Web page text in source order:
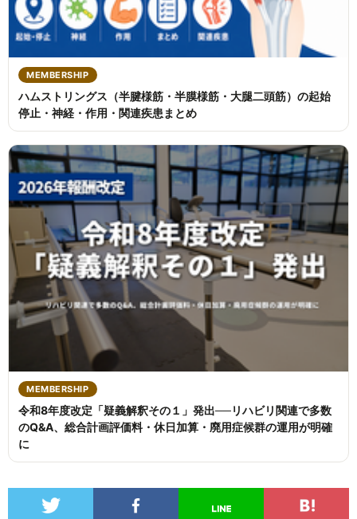
MEMBERSHIP
ハムストリングス（半腱様筋・半膜様筋・大腿二頭筋）の起始
停止・神経・作用・関連疾患まとめ
MEMBERSHIP
令和8年度改定「疑義解釈その１」発出──リハビリ関連で多数
のQ&A、総合計画評価料・休日加算・廃用症候群の運用が明確
に